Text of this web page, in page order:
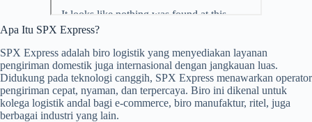
Apa Itu SPX Express?
SPX Express adalah biro logistik yang menyediakan layanan
pengiriman domestik juga internasional dengan jangkauan luas.
Didukung pada teknologi canggih, SPX Express menawarkan operator
pengiriman cepat, nyaman, dan terpercaya. Biro ini dikenal untuk
kolega logistik andal bagi e-commerce, biro manufaktur, ritel, juga
berbagai industri yang lain.